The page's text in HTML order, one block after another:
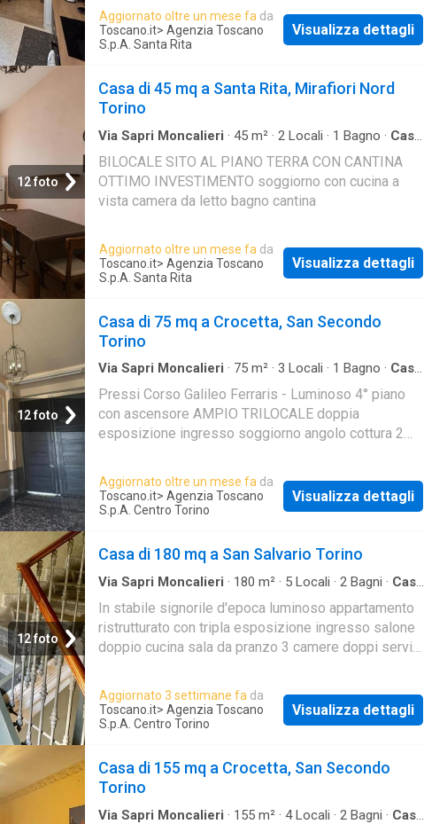
Aggiornato oltre un mese fa da
Toscano.it> Agenzia Toscano
S.p.A. Santa Rita
Visualizza dettagli
12 foto
Casa di 45 mq a Santa Rita, Mirafiori Nord
Torino
Via Sapri Moncalieri · 45 m² · 2 Locali · 1 Bagno · Casa
BILOCALE SITO AL PIANO TERRA CON CANTINA
OTTIMO INVESTIMENTO soggiorno con cucina a
vista camera da letto bagno cantina
Aggiornato oltre un mese fa da
Toscano.it> Agenzia Toscano
S.p.A. Santa Rita
Visualizza dettagli
12 foto
Casa di 75 mq a Crocetta, San Secondo
Torino
Via Sapri Moncalieri · 75 m² · 3 Locali · 1 Bagno · Casa
Pressi Corso Galileo Ferraris - Luminoso 4° piano
con ascensore AMPIO TRILOCALE doppia
esposizione ingresso soggiorno angolo cottura 2
Aggiornato oltre un mese fa da
Toscano.it> Agenzia Toscano
S.p.A. Centro Torino
Visualizza dettagli
12 foto
Casa di 180 mq a San Salvario Torino
Via Sapri Moncalieri · 180 m² · 5 Locali · 2 Bagni · Casa
In stabile signorile d'epoca luminoso appartamento
ristrutturato con tripla esposizione ingresso salone
doppio cucina sala da pranzo 3 camere doppi servizi
Aggiornato 3 settimane fa da
Toscano.it> Agenzia Toscano
S.p.A. Centro Torino
Visualizza dettagli
Casa di 155 mq a Crocetta, San Secondo
Torino
Via Sapri Moncalieri · 155 m² · 4Locali · 2 Bagni · Casa